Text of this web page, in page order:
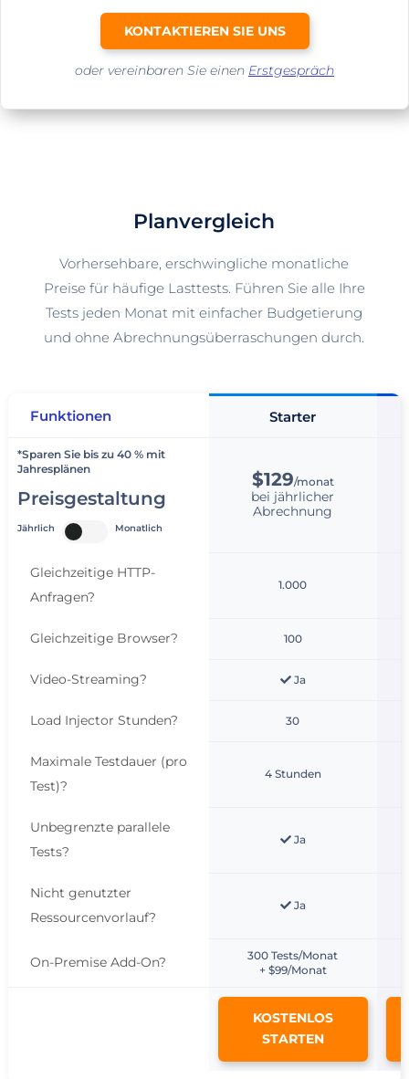
KONTAKTIEREN SIE UNS
oder vereinbaren Sie einen Erstgespräch
Planvergleich
Vorhersehbare, erschwingliche monatliche
Preise für häufige Lasttests. Führen Sie alle Ihre
Tests jeden Monat mit einfacher Budgetierung
und ohne Abrechnungsüberraschungen durch.
Funktionen Starter
*Sparen Sie bis zu 40 % mit
Jahresplänen
Preisgestaltung
Jährlich Monatlich
$129/monat
bei jährlicher
Abrechnung
Gleichzeitige HTTP-
Anfragen?
1.000
Gleichzeitige Browser? 100
Video-Streaming? Ja
Load Injector Stunden? 30
Maximale Testdauer (pro
Test)?
4 Stunden
Unbegrenzte parallele
Tests?
Ja
Nicht genutzter
Ressourcenvorlauf?
Ja
On-Premise Add-On?
300 Tests/Monat
+ $99/Monat
KOSTENLOS
STARTEN